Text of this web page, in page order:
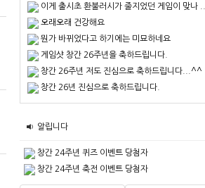
이게 출시초 환불러시가 줄지었던 게임이 맞나 ...
오래오래 건강해요
뭔가 바뀌었다고 하기에는 미묘하네요
게임샷 창간 26주년을 축하드립니다.
창간 26주년 저도 진심으로 축하드립니다...^^
창간 26년 진심으로 축하드립니다.
알립니다
창간 24주년 퀴즈 이벤트 당첨자
창간 24주년 축전 이벤트 당첨자